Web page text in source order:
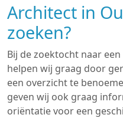
Architect in
zoeken?
Bij de zoektocht naar
helpen wij graag door
een overzicht te
geven wij ook graag
oriëntatie voor een